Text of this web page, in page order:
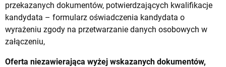
przekazanych dokumentów, potwierdzających kwalifikacje
kandydata – formularz oświadczenia kandydata o
wyrażeniu zgody na przetwarzanie danych osobowych w
załączeniu,
Oferta niezawierająca wyżej wskazanych dokumentów,